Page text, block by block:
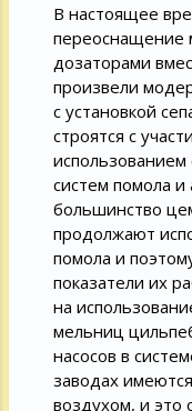
В настоящее
переоснащение
дозаторами
произвели
с установкой
строятся с
систем помола
большинство
продолжают
помола и
показатели их
на
мельниц
насосов в
заводах
воздухом, и это